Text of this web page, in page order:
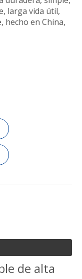
larga vida útil,
hecho en China,
de alta